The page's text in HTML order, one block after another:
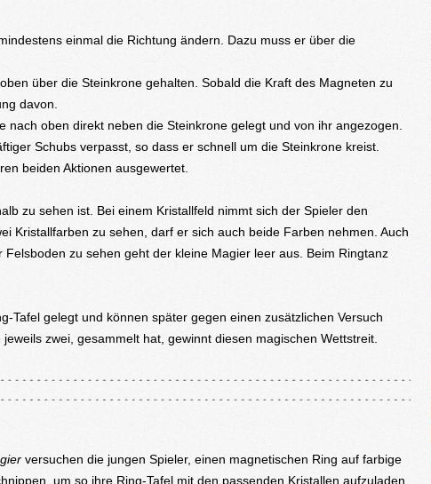
einmal die Richtung ändern. Dazu muss er über die
über die Steinkrone gehalten. Sobald die Kraft des Magneten zu
davon.
oben direkt neben die Steinkrone gelegt und von ihr angezogen.
Schubs verpasst, so dass er schnell um die Steinkrone kreist.
beiden Aktionen ausgewertet.
zu sehen ist. Bei einem Kristallfeld nimmt sich der Spieler den
Kristallfarben zu sehen, darf er sich auch beide Farben nehmen. Auch
zu sehen geht der kleine Magier leer aus. Beim Ringtanz
Tafel gelegt und können später gegen einen zusätzlichen Versuch
zwei, gesammelt hat, gewinnt diesen magischen Wettstreit.
versuchen die jungen Spieler, einen magnetischen Ring auf farbige
um so ihre Ring-Tafel mit den passenden Kristallen aufzuladen